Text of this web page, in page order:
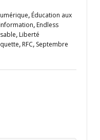
, Éducation aux
, Endless
, Liberté
, RFC, Septembre